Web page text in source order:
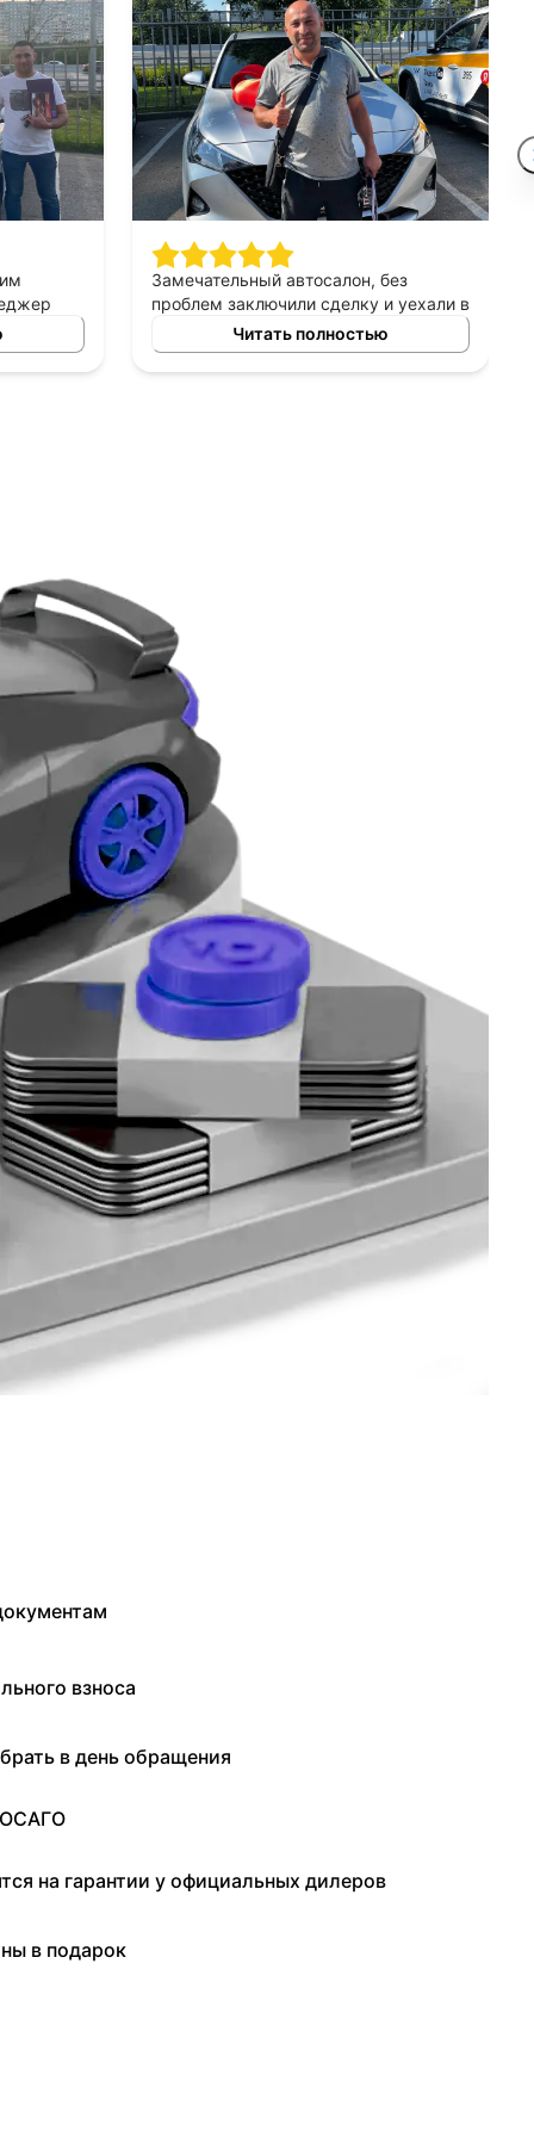
авто
Замечательный автосалон, без
проблем заключили сделку и уехали в
этот же день на новой машине.
Рекомендую!
Читать полностью
взноса
в день обращения
на гарантии у официальных дилеров
в подарок